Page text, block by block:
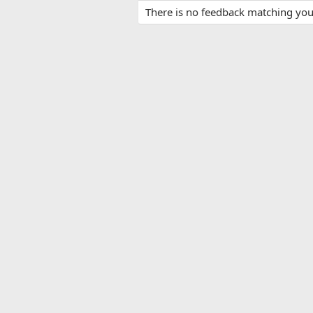
There is no feedback matching